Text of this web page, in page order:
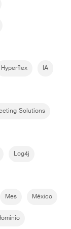
Hyperflex IA
Solutions
Log4j
Mes México